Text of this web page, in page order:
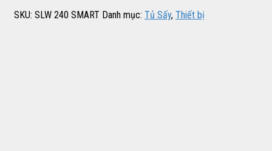
SKU: SLW 240 SMART Danh mục: Tủ Sấy, Thiết bị